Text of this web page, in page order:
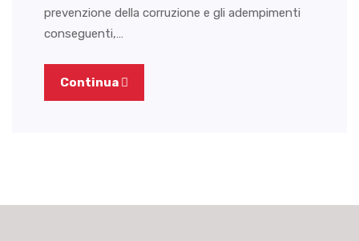
prevenzione della corruzione e gli adempimenti
conseguenti,…
Continua